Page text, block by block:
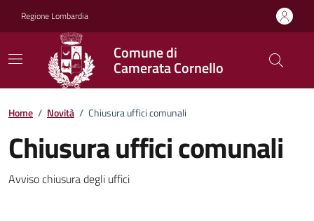
Regione Lombardia
Comune di
Camerata Cornello
Home / Novità / Chiusura uffici comunali
Chiusura uffici comunali
Dettagli della notizia
Avviso chiusura degli uffici